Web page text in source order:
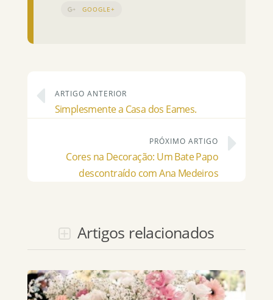
GOOGLE+
ARTIGO ANTERIOR
Simplesmente a Casa dos Eames.
PRÓXIMO ARTIGO
Cores na Decoração: Um Bate Papo
descontraído com Ana Medeiros
Artigos relacionados